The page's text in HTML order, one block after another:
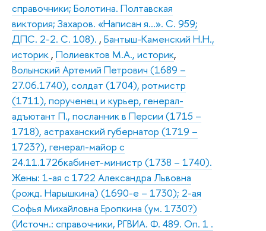
справочники; Болотина. Полтавская
виктория; Захаров. «Написан я…». С. 959;
ДПС. 2-2. С. 108). , Бантыш-Каменский Н.Н.,
историк , Полиевктов М.А., историк,
Волынский Артемий Петрович (1689 –
27.06.1740), солдат (1704), ротмистр
(1711), порученец и курьер, генерал-
адъютант П., посланник в Персии (1715 –
1718), астраханский губернатор (1719 –
1723?), генерал-майор с
24.11.1726кабинет-министр (1738 – 1740).
Жены: 1-ая с 1722 Александра Львовна
(рожд. Нарышкина) (1690-е – 1730); 2-ая
Софья Михайловна Еропкина (ум. 1730?)
(Источн.: справочники, РГВИА. Ф. 489. Оп. 1 .